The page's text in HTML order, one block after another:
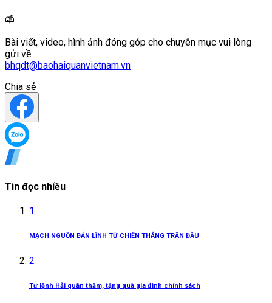
Bài viết, video, hình ảnh đóng góp cho chuyên mục vui lòng
gửi về
bhqdt@baohaiquanvietnam.vn
Chia sẻ
Tin đọc nhiều
1
MẠCH NGUỒN BẢN LĨNH TỪ CHIẾN THẮNG TRẬN ĐẦU
2
Tư lệnh Hải quân thăm, tặng quà gia đình chính sách